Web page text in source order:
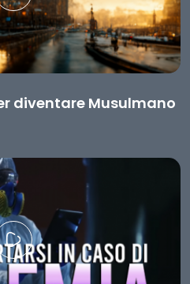
diventare Musulmano